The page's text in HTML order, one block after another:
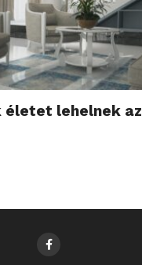
életet lehelnek az